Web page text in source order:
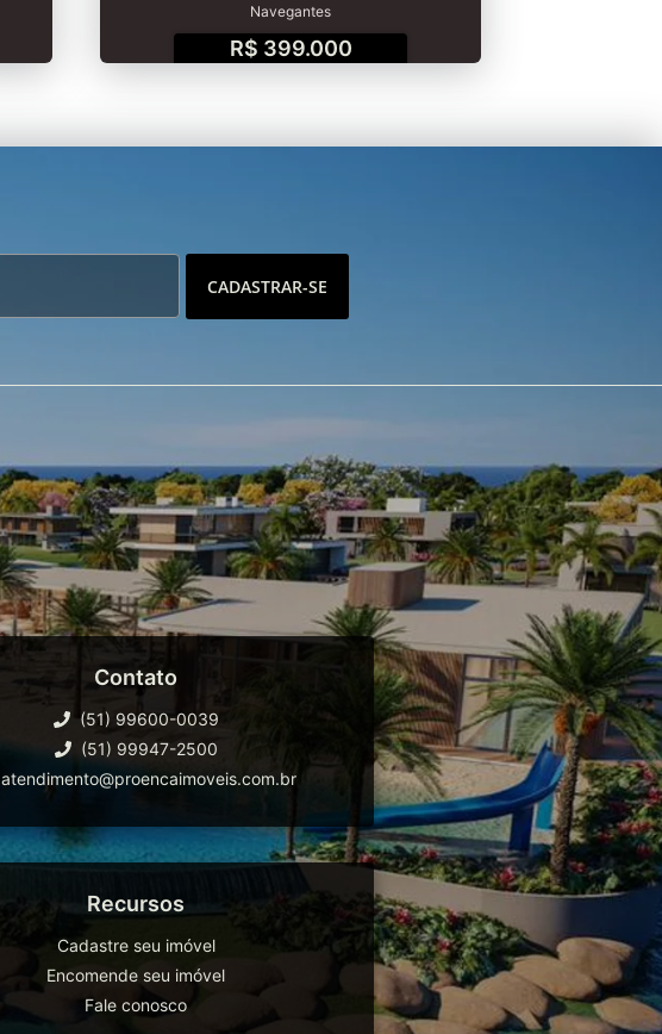
Navegantes
R$ 399.000
CADASTRAR-SE
Contato
(51) 99600-0039
(51) 99947-2500
atendimento@proencaimoveis.com.br
Recursos
Cadastre seu imóvel
Encomende seu imóvel
Fale conosco